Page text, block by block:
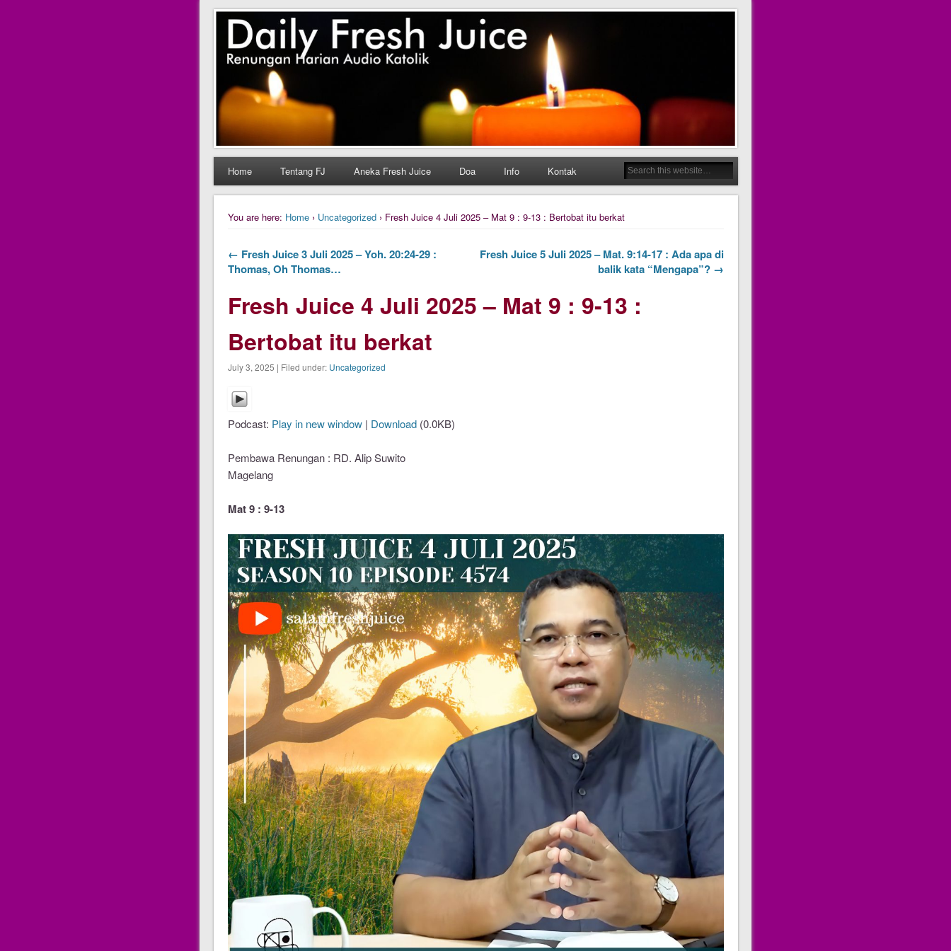
Daily Fresh Juice
Daily Fresh Juice Renungan Harian Katolik Menyejukkan dan Menyegarkan
Home Tentang FJ Aneka Fresh Juice Doa Info Kontak
You are here: Home› Uncategorized› Fresh Juice 4 Juli 2025 – Mat 9 : 9-13 : Bertobat itu berkat
← Fresh Juice 3 Juli 2025 – Yoh. 20:24-29 :
Thomas, Oh Thomas…
Fresh Juice 5 Juli 2025 – Mat. 9:14-17 : Ada apa di
balik kata “Mengapa”? →
Fresh Juice 4 Juli 2025 – Mat 9 : 9-13 :
Bertobat itu berkat
July 3, 2025 | Filed under: Uncategorized
Podcast: Play in new window| Download(0.0KB)
Pembawa Renungan : RD. Alip Suwito
Magelang
Mat 9 : 9-13